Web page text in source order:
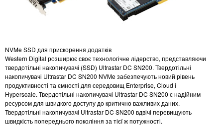
NVMe SSD для прискорення додатків
Western Digital розширює своє технологічне лідерство, представляючи
твердотільні накопичувачі (SSD) Ultrastar DC SN200. Твердотільні
накопичувачі Ultrastar DC SN200 NVMe забезпечують новий рівень
продуктивності та ємності для середовищ Enterprise, Cloud і
Hyperscale. Твердотільні накопичувачі Ultrastar DC SN200 є надійним
ресурсом для швидкого доступу до критично важливих даних.
Твердотільні накопичувачі Ultrastar DC SN200 вдвічі перевищують
швидкість попереднього покоління за тієї ж потужності.